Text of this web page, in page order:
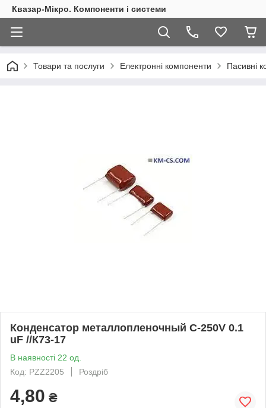
Квазар-Мікро. Компоненти і системи
Товари та послуги Електронні компоненти Пасивні
Конденсатор металлопленочный C-250V 0.1
uF //К73-17
В наявності 22 од.
Код: PZZ2205
Роздріб
4,80 ₴